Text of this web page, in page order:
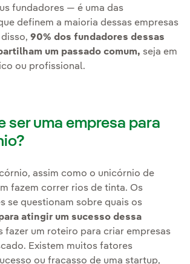
fundadores — é uma das
definem a maioria dessas empresas
90% dos fundadores dessas
um passado comum, seja em
ou profissional.
ser uma empresa para
assim como o unicórnio de
fazem correr rios de tinta. Os
se questionam sobre quais os
atingir um sucesso dessa
fazer um roteiro para criar empresas
Existem muitos fatores
ou fracasso de uma startup,